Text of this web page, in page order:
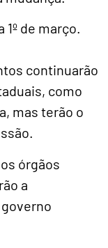
de março.
continuarão
como
mas terão o
órgãos
a